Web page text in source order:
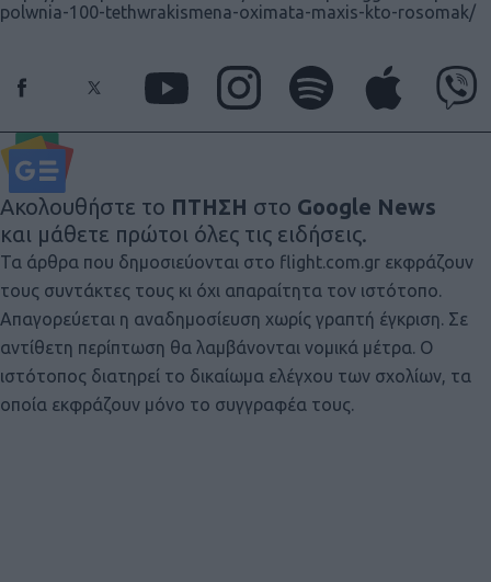
polwnia-100-tethwrakismena-oximata-maxis-kto-rosomak/
Ακολουθήστε το ΠΤΗΣΗ στο Google News
και μάθετε πρώτοι όλες τις ειδήσεις.
Τα άρθρα που δημοσιεύονται στο flight.com.gr εκφράζουν
τους συντάκτες τους κι όχι απαραίτητα τον ιστότοπο.
Απαγορεύεται η αναδημοσίευση χωρίς γραπτή έγκριση. Σε
αντίθετη περίπτωση θα λαμβάνονται νομικά μέτρα. Ο
ιστότοπος διατηρεί το δικαίωμα ελέγχου των σχολίων, τα
οποία εκφράζουν μόνο το συγγραφέα τους.